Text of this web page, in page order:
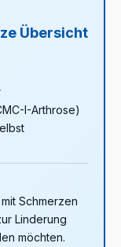
oder zu
jedoch
– dies sollte
erhältliche
Gerät beide
Übersicht
I-Arthrose)
Schmerzen
Linderung
möchten.